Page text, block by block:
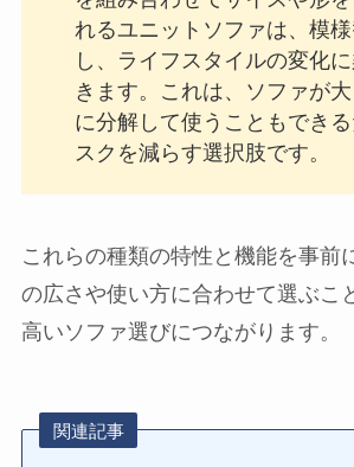
れるユニットソファは、模
し、ライフスタイルの変化
きます。これは、ソファが
に分解して使うこともでき
スクを減らす選択肢です。
これらの種類の特性と機能を事前
の広さや使い方に合わせて選ぶこ
高いソファ選びにつながります。
関連記事